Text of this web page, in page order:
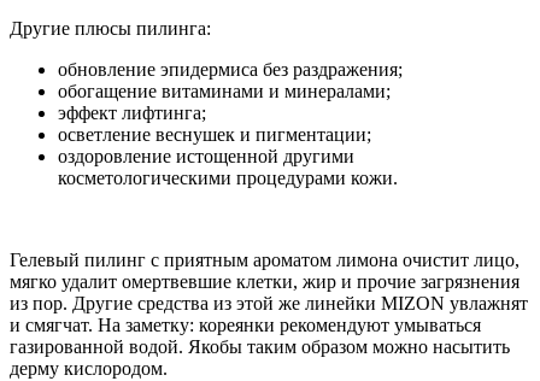
Другие плюсы пилинга:
обновление эпидермиса без раздражения;
обогащение витаминами и минералами;
эффект лифтинга;
осветление веснушек и пигментации;
оздоровление истощенной другими
косметологическими процедурами кожи.
Гелевый пилинг с приятным ароматом лимона очистит лицо,
мягко удалит омертвевшие клетки, жир и прочие загрязнения
из пор. Другие средства из этой же линейки MIZON увлажнят
и смягчат. На заметку: кореянки рекомендуют умываться
газированной водой. Якобы таким образом можно насытить
дерму кислородом.